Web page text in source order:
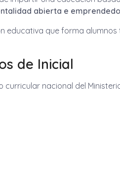
abierta e
educativa que forma
de Inicial
curricular nacional del